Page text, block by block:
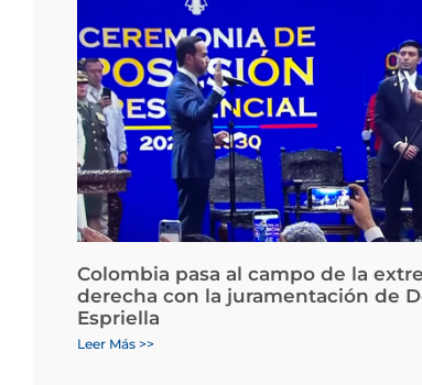
Colombia pasa al campo de la
derecha con la juramentación de
Espriella
Leer Más >>